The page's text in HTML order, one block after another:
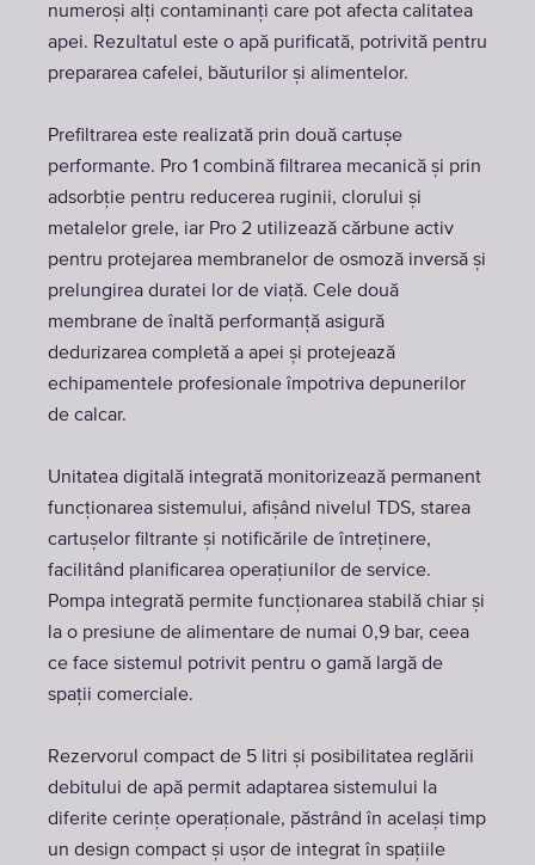
numeroși alți contaminanți care pot afecta calitatea
apei. Rezultatul este o apă purificată, potrivită pentru
prepararea cafelei, băuturilor și alimentelor.
Prefiltrarea este realizată prin două cartușe
performante. Pro 1 combină filtrarea mecanică și prin
adsorbție pentru reducerea ruginii, clorului și
metalelor grele, iar Pro 2 utilizează cărbune activ
pentru protejarea membranelor de osmoză inversă și
prelungirea duratei lor de viață. Cele două
membrane de înaltă performanță asigură
dedurizarea completă a apei și protejează
echipamentele profesionale împotriva depunerilor
de calcar.
Unitatea digitală integrată monitorizează permanent
funcționarea sistemului, afișând nivelul TDS, starea
cartușelor filtrante și notificările de întreținere,
facilitând planificarea operațiunilor de service.
Pompa integrată permite funcționarea stabilă chiar și
la o presiune de alimentare de numai 0,9 bar, ceea
ce face sistemul potrivit pentru o gamă largă de
spații comerciale.
Rezervorul compact de 5 litri și posibilitatea reglării
debitului de apă permit adaptarea sistemului la
diferite cerințe operaționale, păstrând în același timp
un design compact și ușor de integrat în spațiile